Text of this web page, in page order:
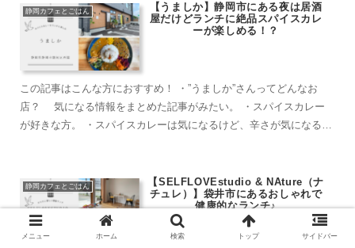
静岡カフェとごはん
【うましか】静岡市にある夜は居酒
屋だけどランチに絶品スパイスカレ
ーが楽しめる！？
この記事はこんな方におすすめ！ ・”うましか”さんってどんなお
店？ 気になる情報をまとめた記事がみたい。 ・スパイスカレー
が好きな方。 ・スパイスカレーは気になるけど、辛さが気になる
静岡カフェとごはん
【SELFLOVEstudio & NAture（ナ
チュレ）】袋井市にあるおしゃれで
健康的なランチ♪
メニュー ホーム 検索 トップ サイドバー